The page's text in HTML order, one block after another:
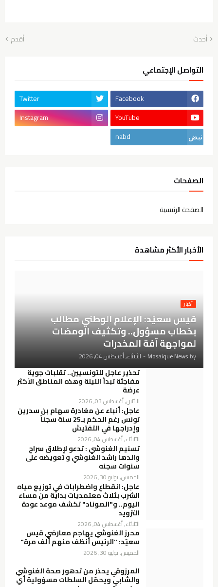
أحدث أقدم
التواصل الإجتماعي
Facebook
Twitter
YouTube
Instagram
nabd
الصفحات
الصفحة الرئيسية
الأخبار الأكثر مشاهدة
أخيار
قيس سعيّد: الإعلام الوطني مطالب
بخطاب مسؤول.. وتكثيف الومضات
لمواجهة آفة المخدرات
by
Mosaique News
- الثلاثاء, أغسطس 04, 2026
تحذير عاجل للتونسيين.. تقلبات جوية
مفاجئة تبدأ الليلة وهذه المناطق الأكثر
عرضة
الاثنين, أغسطس 03, 2026
عاجل: أنباء عن مغادرة سهام بن سدرين
تونس رغم الحكم بـ25 سنة سجناً
وإدراجها في التفتيش
الثلاثاء, أغسطس 04, 2026
تسنيم الغنوشي : تدعو لإطلاق سراح
والدها راشد الغنوشي و تعويضه على
سنوات سجنه
الخميس, يوليو 30, 2026
عاجل: انقطاع واضطرابات في توزيع مياه
الشرب بثلاث معتمديات بداية من مساء
اليوم.. و"الصوناد" تكشف موعد عودة
التزويد
الثلاثاء, أغسطس 04, 2026
محرز الغنوشي يهاجم معارضي قيس
سعيّد: "الرئيس أنظف منهم ألف مرة"
الخميس, يوليو 30, 2026
المرزوقي يحذر من تدهور صحة الغنوشي
والشابي ويحمّل السلطات مسؤولية أي